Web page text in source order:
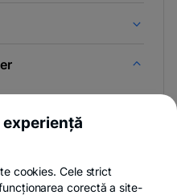
& Blogul BT.
cookies. Cele strict
corectă a site-